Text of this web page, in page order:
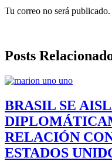
Tu correo no será
Posts
BRASIL SE
RELACIÓN
ESTADOS